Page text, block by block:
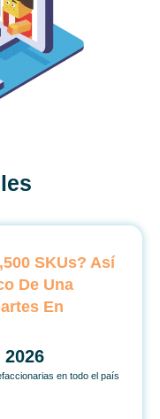
SKUs? Así
De Una
En
en todo el país